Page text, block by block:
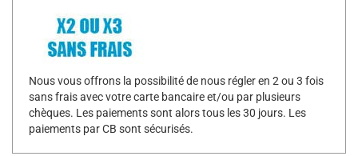
Nous vous offrons la possibilité de nous régler en 2 ou 3 fois
sans frais avec votre carte bancaire et/ou par plusieurs
chèques. Les paiements sont alors tous les 30 jours. Les
paiements par CB sont sécurisés.